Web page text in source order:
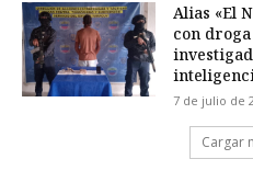
Alias «El
con
7 de julio de
Cargar